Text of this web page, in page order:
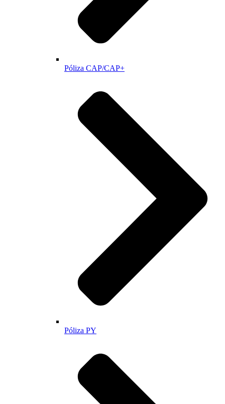
Póliza CAP/CAP+
Póliza PY